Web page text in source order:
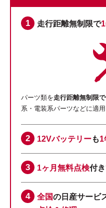
走行距離無制限で
パーツ類を走行距離無制限
系・電装系パーツなどに適用
12Vバッテリーも1
1ヶ月無料点検付
全国の日産サービ